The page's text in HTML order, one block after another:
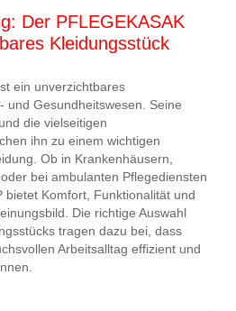
Der PFLEGEKASAK
Kleidungsstück
ein unverzichtbares
und Gesundheitswesen. Seine
die vielseitigen
ihn zu einem wichtigen
Ob in Krankenhäusern,
bei ambulanten Pflegediensten
bietet Komfort, Funktionalität und
Die richtige Auswahl
tragen dazu bei, dass
Arbeitsalltag effizient und